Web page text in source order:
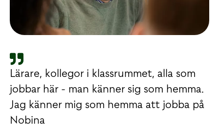
Lärare, kollegor i klassrummet, alla som
jobbar här - man känner sig som hemma.
Jag känner mig som hemma att jobba på
Nobina